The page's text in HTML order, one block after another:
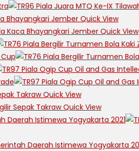
Quick View
Quick View
Quick View
Quick View